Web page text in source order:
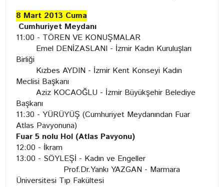
8 Mart 2013 Cuma
Cumhuriyet Meydanı
11:00 - TÖREN VE KONUŞMALAR
Emel DENİZASLANI - İzmir Kadın Kuruluşları
Birliği
Kızbes AYDIN - İzmir Kent Konseyi Kadın
Meclisi Başkanı
Aziz KOCAOĞLU - İzmir Büyükşehir Belediye
Başkanı
11:30 - YÜRÜYÜŞ (Cumhuriyet Meydanından Fuar
Atlas Pavyonuna)
Fuar 5 nolu Hol (Atlas Pavyonu)
12:00 - İkram
13:00 - SÖYLEŞİ - Kadın ve Engeller
Prof.Dr.Yankı YAZGAN - Marmara
Üniversitesi Tıp Fakültesi